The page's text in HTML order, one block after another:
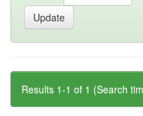
Results 1-1 of 1 (Search